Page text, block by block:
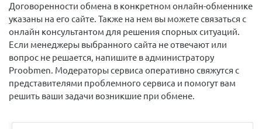
Договоренности обмена в конкретном онлайн-обменнике
указаны на его сайте. Также на нем вы можете связаться с
онлайн консультантом для решения спорных ситуаций.
Если менеджеры выбранного сайта не отвечают или
вопрос не решается, напишите в администратору
Proobmen. Модераторы сервиса оперативно свяжутся с
представителями проблемного сервиса и помогут вам
решить ваши задачи возникшие при обмене.